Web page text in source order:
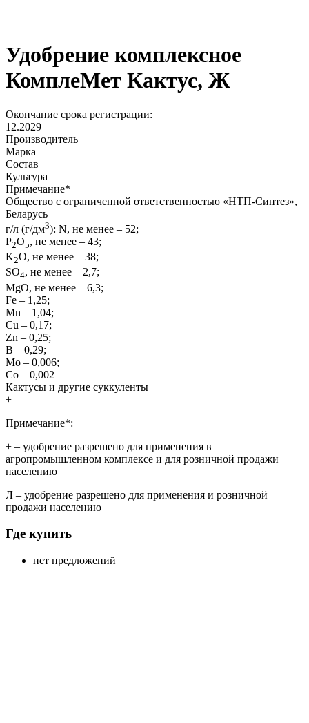
Удобрение комплексное
КомплеМет Кактус, Ж
Окончание срока регистрации:
12.2029
Производитель
Марка
Состав
Культура
Примечание*
Общество с ограниченной ответственностью «НТП-Синтез»,
Беларусь
г/л (г/дм3): N, не менее – 52;
P2O5, не менее – 43;
K2O, не менее – 38;
SО4, не менее – 2,7;
MgO, не менее – 6,3;
Fe – 1,25;
Mn – 1,04;
Cu – 0,17;
Zn – 0,25;
B – 0,29;
Mo – 0,006;
Co – 0,002
Кактусы и другие суккуленты
+
Примечание*:
+ – удобрение разрешено для применения в
агропромышленном комплексе и для розничной продажи
населению
Л – удобрение разрешено для применения и розничной
продажи населению
Где купить
нет предложений